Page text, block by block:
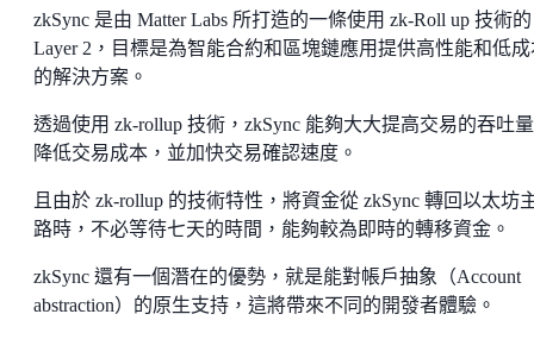
zkSync 是由 Matter Labs 所打造的一條使用 zk-Roll up 技術的
Layer 2，目標是為智能合約和區塊鏈應用提供高性能和低成
的解決方案。
透過使用 zk-rollup 技術，zkSync 能夠大大提高交易的吞吐
降低交易成本，並加快交易確認速度。
且由於 zk-rollup 的技術特性，將資金從 zkSync 轉回以太坊
路時，不必等待七天的時間，能夠較為即時的轉移資金。
zkSync 還有一個潛在的優勢，就是能對帳戶抽象（Account
abstraction）的原生支持，這將帶來不同的開發者體驗。